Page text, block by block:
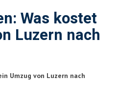
Was kostet
Luzern nach
Umzug von Luzern nach